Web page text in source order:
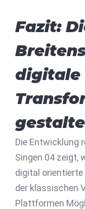
Fazit:
digitale
Die Entwicklung
Singen 04 zeigt,
digital orientierte
der klassischen
Plattformen